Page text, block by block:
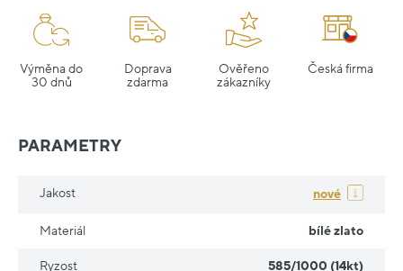
Výměna do
30 dnů
Doprava
zdarma
Ověřeno
zákazníky
Česká firma
PARAMETRY
Jakost nové
Materiál bílé zlato
Ryzost 585/1000 (14kt)